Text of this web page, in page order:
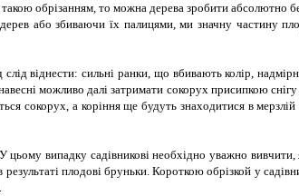
обрізанням, то можна дерева зробити абсолютно
або збиваючи їх палицями, ми значну частину
віднести: сильні ранки, що вбивають колір,
можливо далі затримати сокорух присипкою
сокорух, а коріння ще будуть знаходитися в
випадку садівникові необхідно уважно вивчити,
плодові бруньки. Короткою обрізкой у